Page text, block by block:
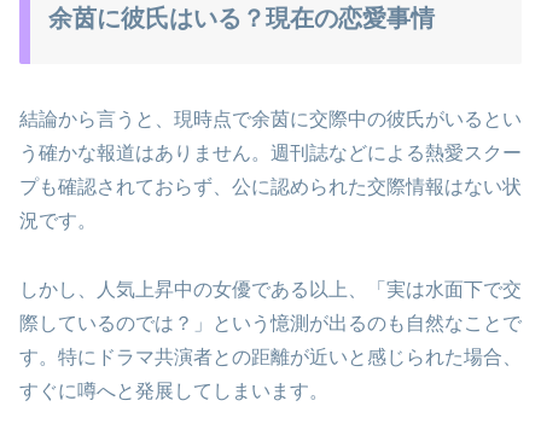
余茵に彼氏はいる？現在の恋愛事情
結論から言うと、現時点で余茵に交際中の彼氏がいるとい
う確かな報道はありません。週刊誌などによる熱愛スクー
プも確認されておらず、公に認められた交際情報はない状
況です。
しかし、人気上昇中の女優である以上、「実は水面下で交
際しているのでは？」という憶測が出るのも自然なことで
す。特にドラマ共演者との距離が近いと感じられた場合、
すぐに噂へと発展してしまいます。